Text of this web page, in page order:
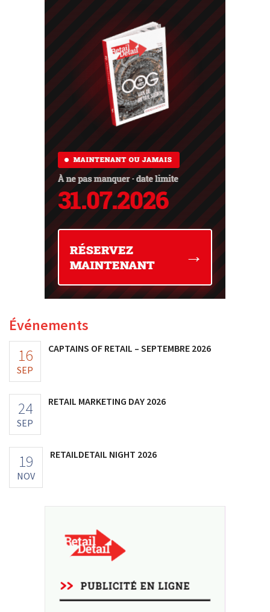
Événements
16
SEP
CAPTAINS OF RETAIL – SEPTEMBRE 2026
24
SEP
RETAIL MARKETING DAY 2026
19
NOV
RETAILDETAIL NIGHT 2026